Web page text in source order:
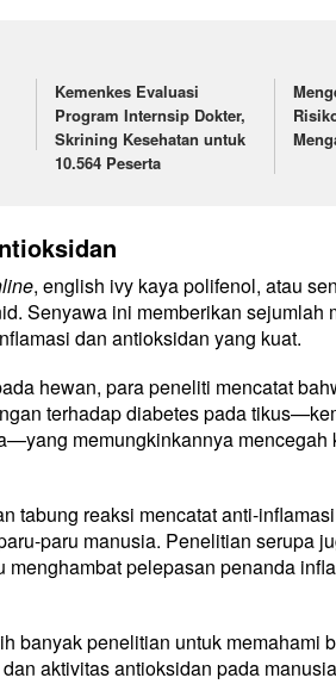
Kemenkes Evaluasi
Program Internsip Dokter,
Skrining Kesehatan untuk
10.564 Peserta
, english ivy kaya polifenol, atau
Senyawa ini memberikan sejumlah
dan antioksidan yang kuat.
hewan, para peneliti mencatat
terhadap diabetes pada
memungkinkannya mencegah
tabung reaksi mencatat anti-
paru manusia. Penelitian serupa
menghambat pelepasan penanda
banyak penelitian untuk memahami
aktivitas antioksidan pada